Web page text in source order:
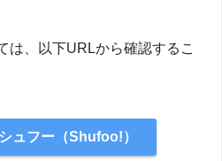
は、以下URLから確認するこ
ュフー（Shufoo!）